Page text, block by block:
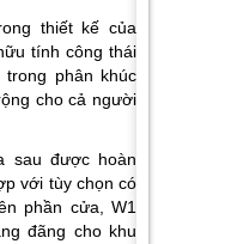
thiết kế của
tính công thái
phân khúc
cho cả người
sau được hoàn
với tùy chọn có
phần cửa, W1
đãng cho khu